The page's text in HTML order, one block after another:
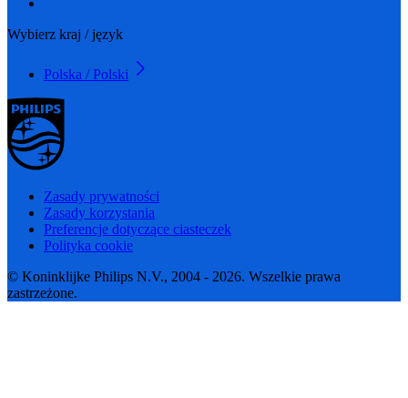
Wybierz kraj / język
Polska / Polski
Zasady prywatności
Zasady korzystania
Preferencje dotyczące ciasteczek
Polityka cookie
© Koninklijke Philips N.V., 2004 - 2026. Wszelkie prawa
zastrzeżone.